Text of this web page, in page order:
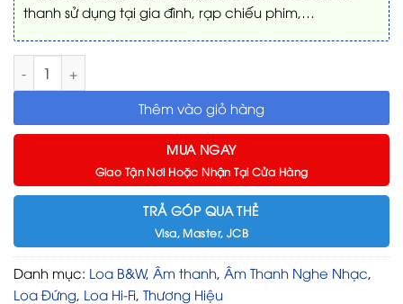
thanh sử dụng tại gia đình, rạp chiếu phim,…
Loa B&W 603 S2 Anniversary Edition số lượng
Thêm vào giỏ hàng
MUA NGAY
Giao Tận Nơi Hoặc Nhận Tại Cửa Hàng
TRẢ GÓP QUA THẺ
Visa, Master, JCB
Danh mục: Loa B&W, Âm thanh Âm Thanh Nghe Nhạc
Loa Đứng Loa Hi-Fi Thương Hiệu